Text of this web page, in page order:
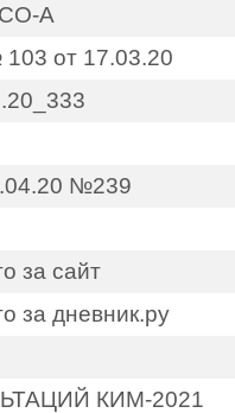
А
от 17.03.20
№239
за сайт
за дневник.ру
КИМ-2021